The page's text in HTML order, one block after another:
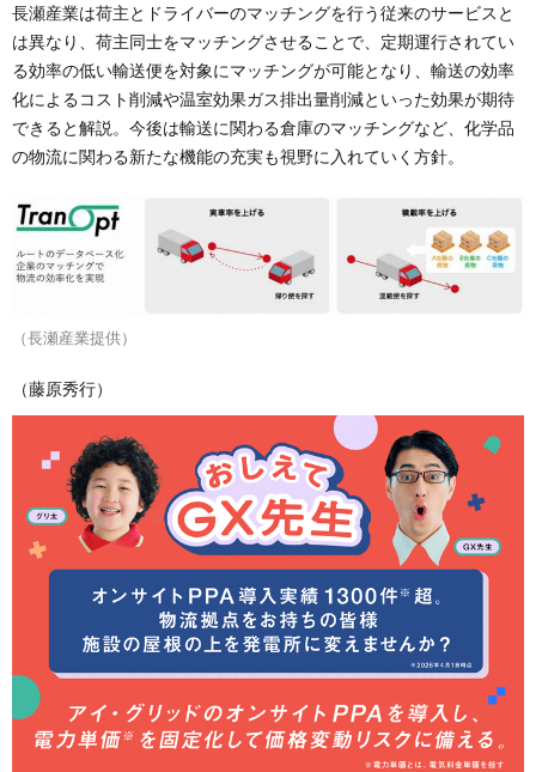
長瀬産業は荷主とドライバーのマッチングを行う従来のサービスと
は異なり、荷主同士をマッチングさせることで、定期運行されてい
る効率の低い輸送便を対象にマッチングが可能となり、輸送の効率
化によるコスト削減や温室効果ガス排出量削減といった効果が期待
できると解説。今後は輸送に関わる倉庫のマッチングなど、化学品
の物流に関わる新たな機能の充実も視野に入れていく方針。
（長瀬産業提供）
（藤原秀行）